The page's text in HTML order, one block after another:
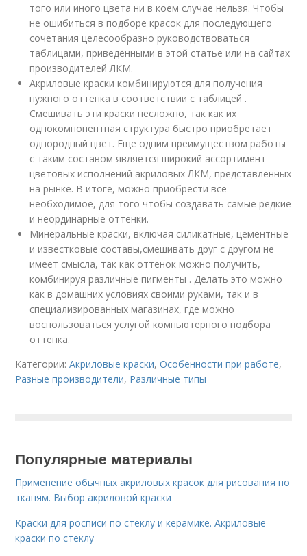
того или иного цвета ни в коем случае нельзя. Чтобы
не ошибиться в подборе красок для последующего
сочетания целесообразно руководствоваться
таблицами, приведёнными в этой статье или на сайтах
производителей ЛКМ.
Акриловые краски комбинируются для получения
нужного оттенка в соответствии с таблицей .
Смешивать эти краски несложно, так как их
однокомпонентная структура быстро приобретает
однородный цвет. Еще одним преимуществом работы
с таким составом является широкий ассортимент
цветовых исполнений акриловых ЛКМ, представленных
на рынке. В итоге, можно приобрести все
необходимое, для того чтобы создавать самые редкие
и неординарные оттенки.
Минеральные краски, включая силикатные, цементные
и известковые составы,смешивать друг с другом не
имеет смысла, так как оттенок можно получить,
комбинируя различные пигменты . Делать это можно
как в домашних условиях своими руками, так и в
специализированных магазинах, где можно
воспользоваться услугой компьютерного подбора
оттенка.
Категории:Акриловые краски,Особенности при работе,
Разные производители, Различные типы
Популярные материалы
Применение обычных акриловых красок для рисования по
тканям. Выбор акриловой краски
Краски для росписи по стеклу и керамике. Акриловые
краски по стеклу